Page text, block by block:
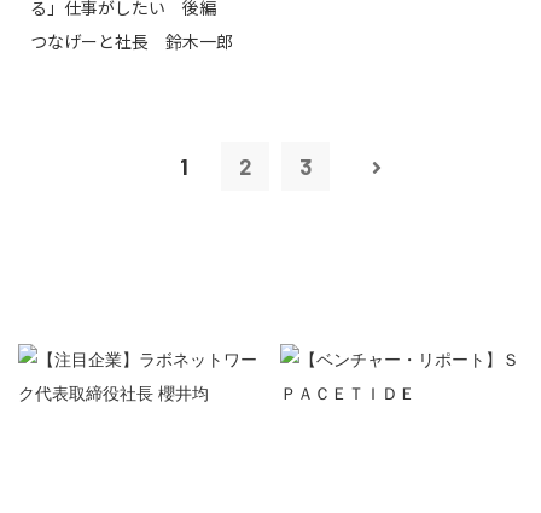
る」仕事がしたい 後編
つなげーと社長 鈴木一郎
1 2 3